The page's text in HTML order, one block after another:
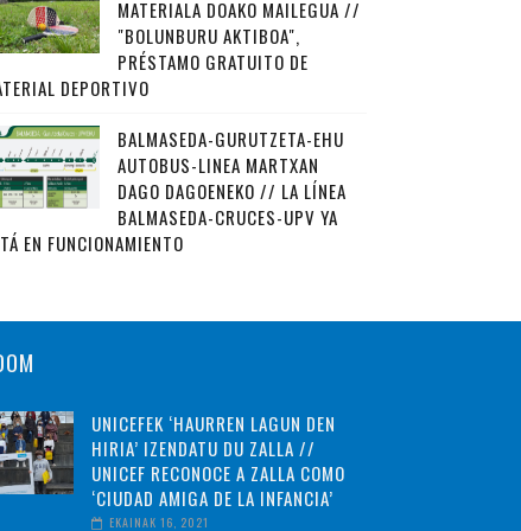
MATERIALA DOAKO MAILEGUA //
"BOLUNBURU AKTIBOA",
PRÉSTAMO GRATUITO DE
DEPORTIVO
BALMASEDA-GURUTZETA-EHU
AUTOBUS-LINEA MARTXAN
DAGO DAGOENEKO // LA LÍNEA
BALMASEDA-CRUCES-UPV YA
EN FUNCIONAMIENTO
UNICEFEK ‘HAURREN LAGUN DEN
HIRIA’ IZENDATU DU ZALLA //
UNICEF RECONOCE A ZALLA COMO
‘CIUDAD AMIGA DE LA INFANCIA’
EKAINAK 16, 2021